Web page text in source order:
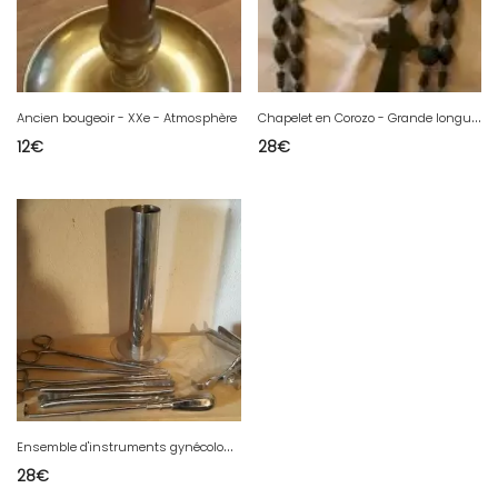
Ancien bougeoir - XXe - Atmosphère
12€
C
hapelet en Corozo - Grande longueur - Fin XIXe début XXe (3)
28€
E
nsemble d'instruments gynécologiques - Colin Gentile & autres
28€